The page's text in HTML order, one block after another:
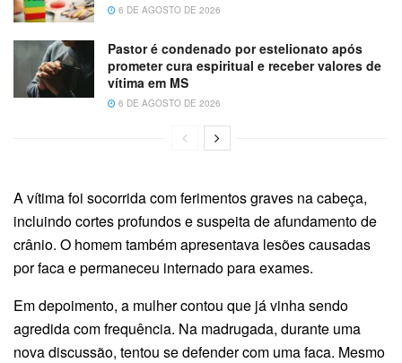
6 DE AGOSTO DE 2026
Pastor é condenado por estelionato após
prometer cura espiritual e receber valores de
vítima em MS
6 DE AGOSTO DE 2026
A vítima foi socorrida com ferimentos graves na cabeça,
incluindo cortes profundos e suspeita de afundamento de
crânio. O homem também apresentava lesões causadas
por faca e permaneceu internado para exames.
Em depoimento, a mulher contou que já vinha sendo
agredida com frequência. Na madrugada, durante uma
nova discussão, tentou se defender com uma faca. Mesmo